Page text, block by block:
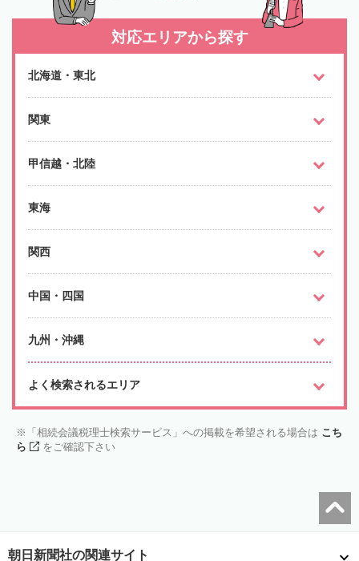
対応エリアから探す
北海道・東北
関東
甲信越・北陸
東海
関西
中国・四国
九州・沖縄
よく検索されるエリア
「相続会議税理士検索サービス」への掲載を希望される場合は こち
ら
をご確認下さい
朝日新聞社の関連サイト